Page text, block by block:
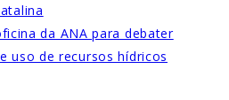
da ANA para debater
uso de recursos hídricos